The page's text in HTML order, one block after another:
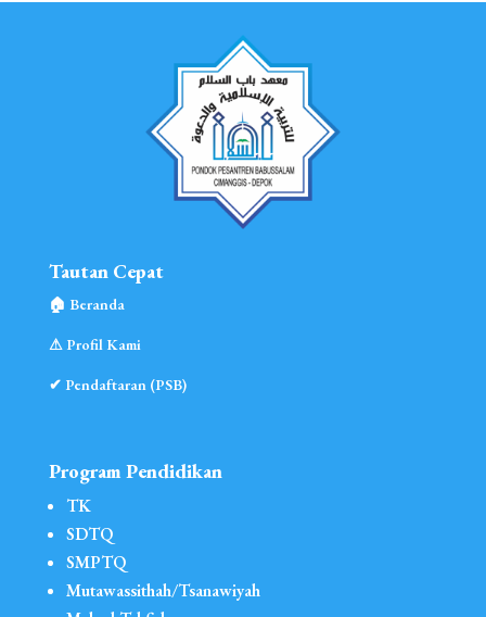
Tautan Cepat
🏠︎ Beranda
⚠︎ Profil Kami
✔ Pendaftaran (PSB)
Program Pendidikan
TK
SDTQ
SMPTQ
Mutawassithah/Tsanawiyah